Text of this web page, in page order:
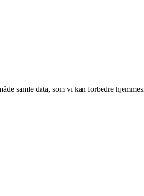
samle data, som vi kan forbedre